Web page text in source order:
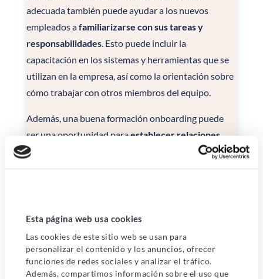
Esta página web usa cookies
Las cookies de este sitio web se usan para
personalizar el contenido y los anuncios, ofrecer
funciones de redes sociales y analizar el tráfico.
Además, compartimos información sobre el uso que
adecuada también puede ayudar a los nuevos
empleados afamiliarizarse con sus tareas y
responsabilidades. Esto puede incluir la
capacitación en los sistemas y herramientas que se
utilizan en la empresa, así como la orientación sobre
cómo trabajar con otros miembros del equipo.
Además, una buena formación onboarding puede
ser una oportunidad paraestablecer relaciones
entre el nuevo empleado y sus colegas y superiores.
Esto puede ayudar a que el nuevo empleado se